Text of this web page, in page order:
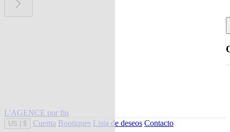
L'AGENCE por fin
US $ Cuenta Boutiques Lista de deseos Contacto